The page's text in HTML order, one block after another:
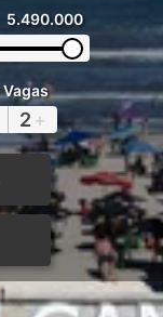
5.490.000
Vagas
2 +